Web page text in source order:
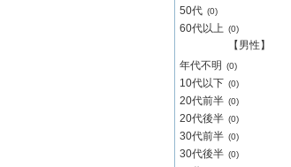
50代 (0)
60代以上 (0)
【男性】
年代不明
(0)
10代以下 (0)
20代前半 (0)
20代後半 (0)
30代前半 (0)
30代後半 (0)